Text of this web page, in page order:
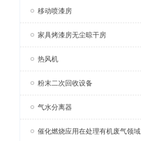
移动喷漆房
家具烤漆房无尘晾干房
热风机
粉末二次回收设备
气水分离器
催化燃烧应用在处理有机废气领域